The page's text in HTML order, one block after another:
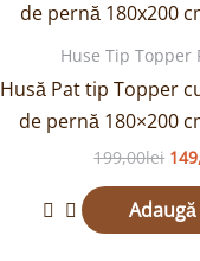
Huse Tip Topper
Husă Pat tip Topper
de pernă 180×200
199,00lei
a